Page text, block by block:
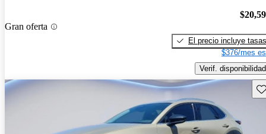
Gran oferta
El precio incluye tasas
$376/mes
Verif. disponibilidad